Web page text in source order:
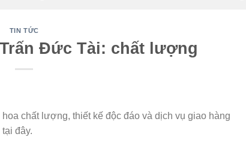
TIN TỨC
Đức Tài: chất lượng
chất lượng, thiết kế độc đáo và dịch vụ giao hàng
đây.